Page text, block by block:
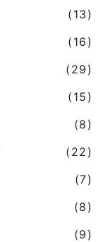
(13)
(16)
(29)
(15)
(8)
(22)
(7)
(8)
(9)